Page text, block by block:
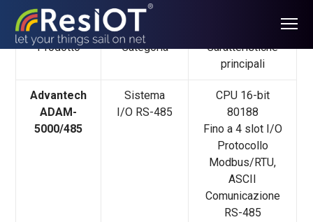
Specifiche Tecniche
Prodotto Categoria
Caratteristiche
principali
Advantech
ADAM-
5000/485
Sistema
I/O RS-485
CPU 16-bit
80188
Fino a 4 slot I/O
Protocollo
Modbus/RTU,
ASCII
Comunicazione
RS-485